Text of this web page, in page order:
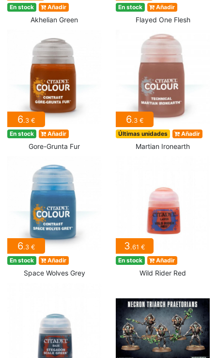
En stock Añadir
Akhelian Green
En stock Añadir
Flayed One Flesh
6.3 €
En stock Añadir
Gore-Grunta Fur
6.3 €
Últimas unidades Añadir
Martian Ironearth
6.3 €
En stock Añadir
Space Wolves Grey
3.61 €
En stock Añadir
Wild Rider Red